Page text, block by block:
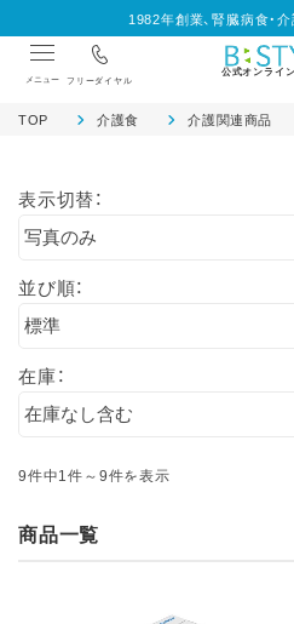
1982年創業、腎臓病食・
メニュー フリーダイヤル
公式オンライ
TOP 介護食 介護関連商品
表示切替：
並び順：
在庫：
9件中1件～9件を表示
商品一覧